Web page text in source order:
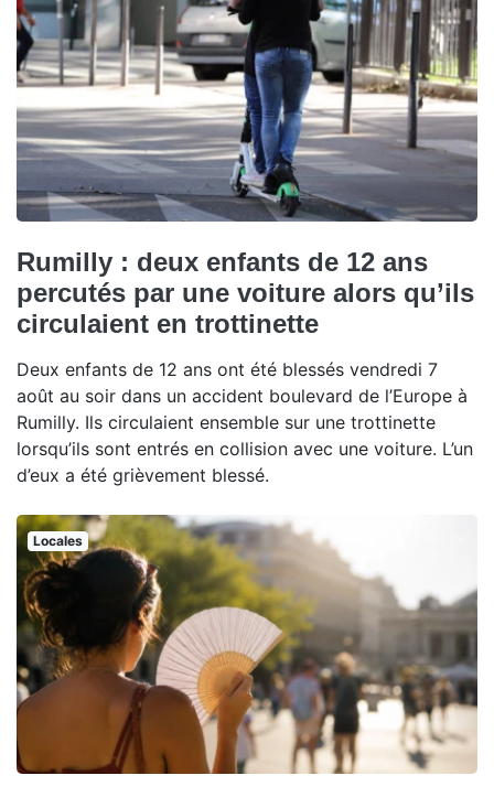
Rumilly : deux enfants de 12 ans
percutés par une voiture alors qu’ils
circulaient en trottinette
Deux enfants de 12 ans ont été blessés vendredi 7
août au soir dans un accident boulevard de l’Europe à
Rumilly. Ils circulaient ensemble sur une trottinette
lorsqu’ils sont entrés en collision avec une voiture. L’un
d’eux a été grièvement blessé.
Locales